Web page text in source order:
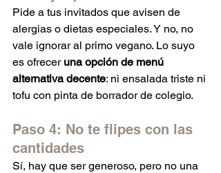
Pide a tus invitados que avisen de
alergias o dietas especiales. Y no, no
vale ignorar al primo vegano. Lo suyo
es ofrecer una opción de menú
alternativa decente: ni ensalada triste ni
tofu con pinta de borrador de colegio.
Paso 4: No te flipes con las
cantidades
Sí, hay que ser generoso, pero no una